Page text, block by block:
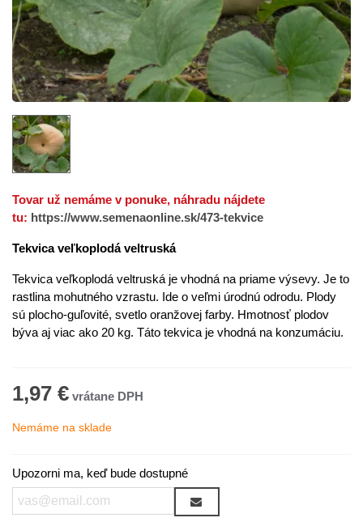
Tovar už nemáme v ponuke, náhradu nájdete
tu: https://www.semenaonline.sk/473-tekvice
Tekvica veľkoplodá veltruská
Tekvica veľkoplodá veltruská je vhodná na priame výsevy. Je to
rastlina mohutného vzrastu. Ide o veľmi úrodnú odrodu. Plody
sú plocho-guľovité, svetlo oranžovej farby. Hmotnosť plodov
býva aj viac ako 20 kg. Táto tekvica je vhodná na konzumáciu.
1,97 €
Nemáme na sklade
Upozorni ma, keď bude dostupné